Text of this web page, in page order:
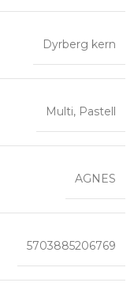
Dyrberg kern
Multi, Pastell
AGNES
5703885206769